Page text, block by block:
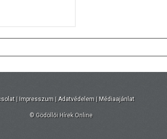
| Impresszum | Adatvédelem | Médiaajánlat
© Gödöllői Hírek Online